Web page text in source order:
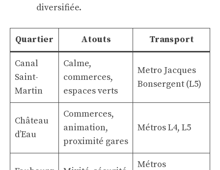
diversifiée.
Quartier Atouts Transport
Canal
Saint-
Martin
Calme,
commerces,
espaces verts
Metro Jacques
Bonsergent (L5)
Château
d’Eau
Commerces,
animation,
proximité gares
Métros L4, L5
Métros